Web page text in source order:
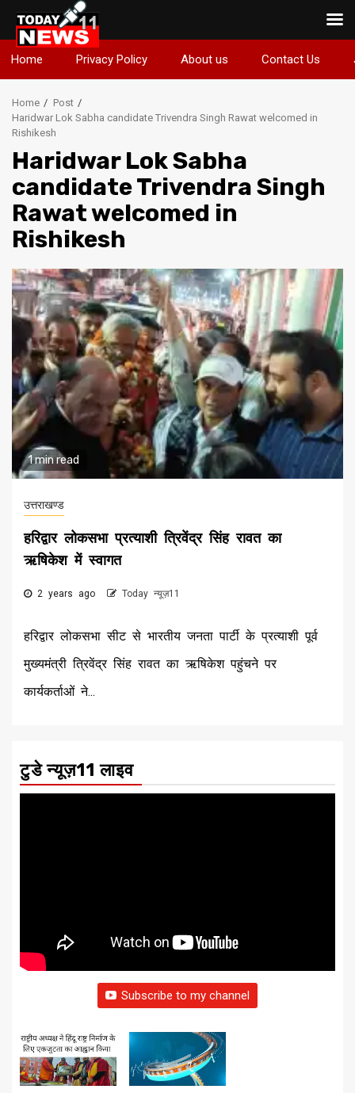
Skip
content
Home Privacy Policy About us Contact Us
Home
Post
Haridwar Lok Sabha candidate Trivendra Singh Rawat welcomed in
Rishikesh
Haridwar Lok Sabha
candidate Trivendra Singh
Rawat welcomed in
Rishikesh
1 min read
उत्तराखण्ड
हरिद्वार लोकसभा प्रत्याशी त्रिवेंद्र सिंह रावत का
ऋषिकेश में स्वागत
2 years ago Today न्यूज़11
हरिद्वार लोकसभा सीट से भारतीय जनता पार्टी के प्रत्याशी पूर्व
मुख्यमंत्री त्रिवेंद्र सिंह रावत का ऋषिकेश पहुंचने पर
कार्यकर्ताओं ने...
टुडे न्यूज़11 लाइव
Subscribe to my channel